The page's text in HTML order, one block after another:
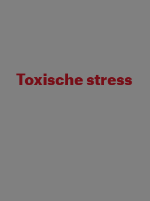
Toxische stress